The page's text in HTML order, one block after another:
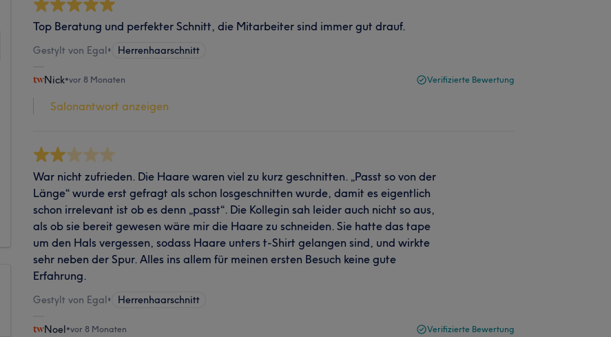
Top Beratung und perfekter Schnitt, die Mitarbeiter sind immer gut drauf.
Gestylt von Egal• Herrenhaarschnitt
Nick•vor 8 Monaten Verifizierte Bewertung
Salonantwort anzeigen
War nicht zufrieden. Die Haare waren viel zu kurz geschnitten. „Passt so von der
Länge“ wurde erst gefragt als schon losgeschnitten wurde, damit es eigentlich
schon irrelevant ist ob es denn „passt“. Die Kollegin sah leider auch nicht so aus,
als ob sie bereit gewesen wäre mir die Haare zu schneiden. Sie hatte das tape
um den Hals vergessen, sodass Haare unters t-Shirt gelangen sind, und wirkte
sehr neben der Spur. Alles ins allem für meinen ersten Besuch keine gute
Erfahrung.
Gestylt von Egal• Herrenhaarschnitt
Noel•vor 8 Monaten Verifizierte Bewertung